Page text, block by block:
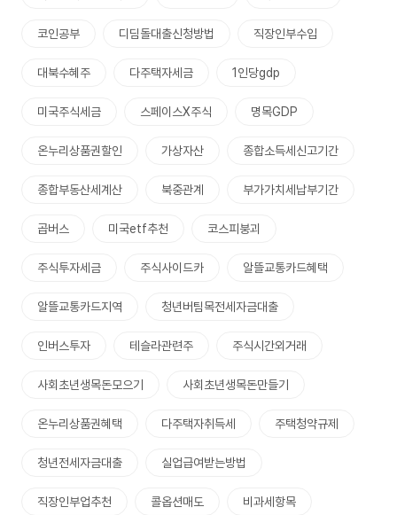
코인공부 디딤돌대출신청방법 직장인부수입
대북수혜주 다주택자세금 1인당gdp
미국주식세금 스페이스X주식 명목GDP
온누리상품권할인 가상자산 종합소득세신고기간
종합부동산세계산 북중관계 부가가치세납부기간
곱버스 미국etf추천 코스피붕괴
주식투자세금 주식사이드카 알뜰교통카드혜택
알뜰교통카드지역 청년버팀목전세자금대출
인버스투자 테슬라관련주 주식시간외거래
사회초년생목돈모으기 사회초년생목돈만들기
온누리상품권혜택 다주택자취득세 주택청약규제
청년전세자금대출 실업급여받는방법
직장인부업추천 콜옵션매도 비과세항목